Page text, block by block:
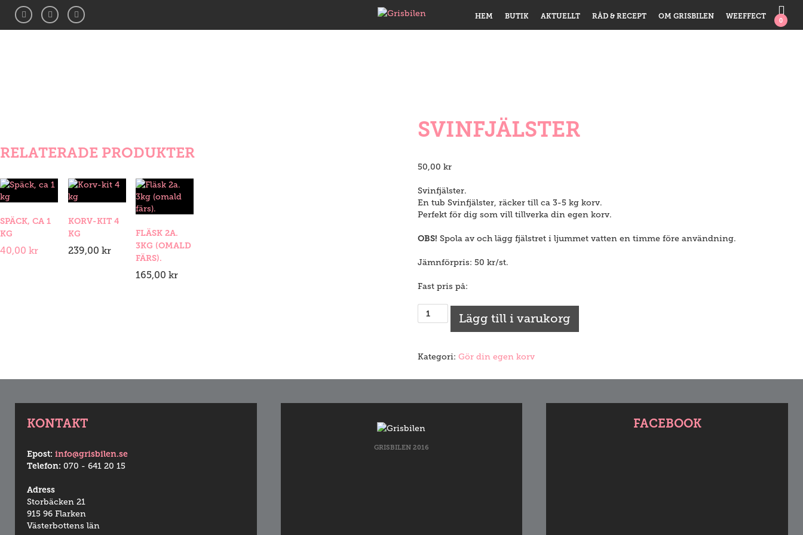
HEM BUTIK AKTUELLT RÅD & RECEPT OM GRISBILEN WEEFFECT 0
SVINFJÄLSTER
50,00 kr
Svinfjälster.
En tub Svinfjälster, räcker till ca 3-5 kg korv.
Perfekt för dig som vill tillverka din egen korv.
OBS! Spola av och lägg fjälstret i ljummet vatten en timme före användning.
Jämnförpris: 50 kr/st.
Fast pris på:
Svinfjälster
mängd
Lägg till i varukorg
Kategori: Gör din egen korv
RELATERADE PRODUKTER
Späck,
1
kg
mängd
SPÄCK, CA 1
KG
40,00 kr
KORV-KIT 4
KG
239,00 kr
FLÄSK 2A.
3KG (OMALD
FÄRS).
165,00kr
KONTAKT
Epost: info@grisbilen.se
Telefon: 070 - 641 20 15
Adress
Storbäcken 21
915 96 Flarken
Västerbottens län
GRISBILEN 2016
FACEBOOK